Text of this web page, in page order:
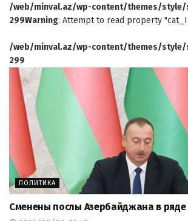
/web/minval.az/wp-content/themes/style/
299Warning: Attempt to read property
/web/minval.az/wp-content/themes/style/
299
ПОЛИТИКА
Сменены послы Азербайджана в ряде